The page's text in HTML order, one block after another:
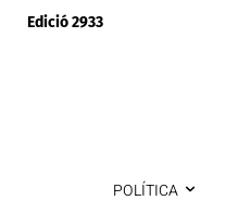
Edició 2933
POLÍTICA